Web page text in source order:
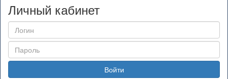
Личный кабинет
Войти